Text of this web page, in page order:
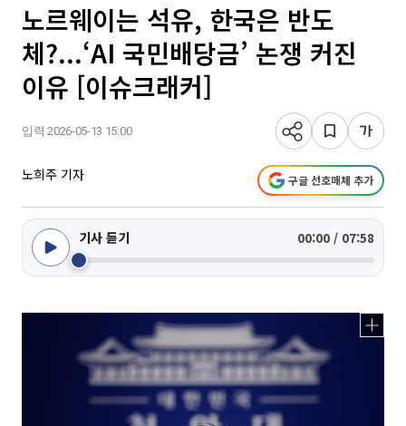
노르웨이는 석유, 한국은 반도
체?...‘AI 국민배당금’ 논쟁 커진
이유 [이슈크래커]
입력 2026-05-13 15:00
노희주 기자 구글 선호매체 추가
기사 듣기 00:00 / 07:58